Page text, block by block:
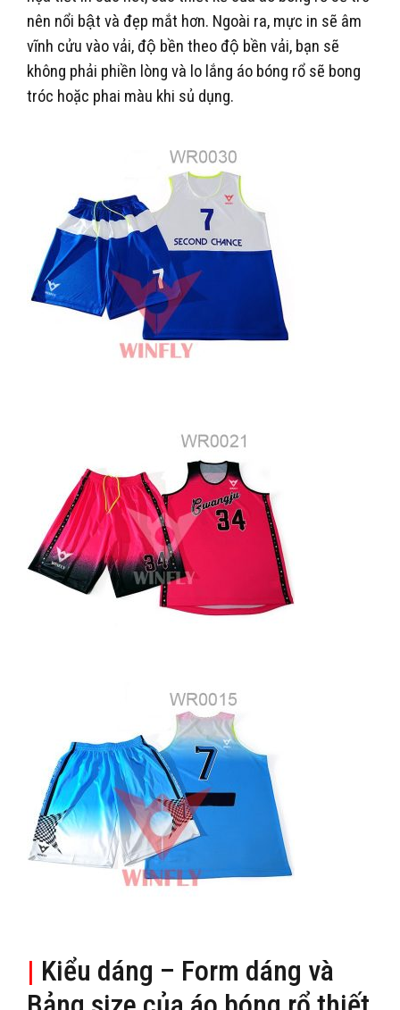
nên nổi bật và đẹp mắt hơn. Ngoài ra, mực in sẽ âm
vĩnh cửu vào vải, độ bền theo độ bền vải, bạn sẽ
không phải phiền lòng và lo lắng áo bóng rổ sẽ bong
tróc hoặc phai màu khi sủ dụng.
| Kiểu dáng – Form dáng và